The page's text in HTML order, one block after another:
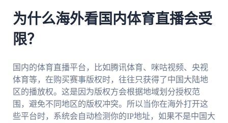
为什么海外看国内体育直播会受
限？
国内的体育直播平台，比如腾讯体育、咪咕视频、央视
体育等，在购买赛事版权时，往往只获得了中国大陆地
区的播放权。这是因为版权方会根据地域划分授权范
围，避免不同地区的版权冲突。所以当你在海外打开这
些平台时，系统会自动检测你的IP地址，如果不是中国大